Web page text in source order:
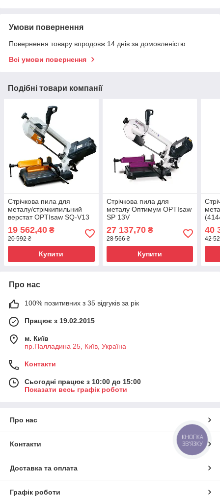
Умови повернення
Повернення товару впродовж 14 днів за домовленістю
Всі умови повернення
Подібні товари компанії
Стрічкова пила для
металу/стрічкипильний
верстат OPTIsaw SQ-V13
19 562,40 ₴
20 592 ₴
Купити
Стрічкова пила для
металу Оптимум OPTIsaw
SP 13V
27 137,70₴
28 566 ₴
Купити
40
42
Про нас
100% позитивних з 35 відгуків за рік
Працює з 19.02.2015
м. Київ
пр.Палладина 25, Київ, Україна
Контакти
Сьогодні працює з 10:00 до 15:00
Показати весь графік роботи
Про нас
Контакти
Доставка та оплата
Графік роботи
КНОПКА
ЗВ'ЯЗКУ